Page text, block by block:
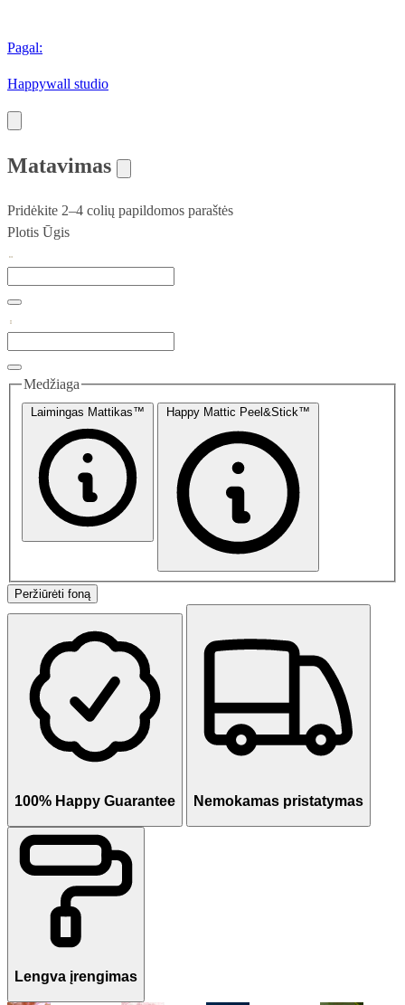
Pagal:
Happywall studio
Matavimas
Pridėkite 2–4 colių papildomos paraštės
Plotis Ūgis
Medžiaga
Laimingas Mattikas™ Happy Mattic Peel&Stick™
Peržiūrėti foną
100% Happy Guarantee Nemokamas pristatymas
Lengva įrengimas